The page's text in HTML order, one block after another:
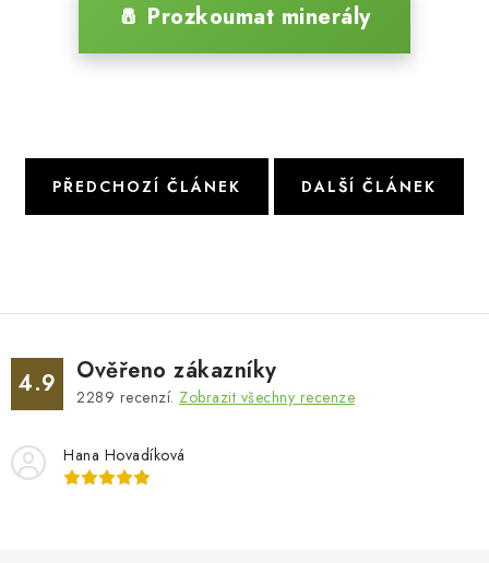
🧂 Prozkoumat minerály
PŘEDCHOZÍ ČLÁNEK DALŠÍ ČLÁNEK
4.9 Ověřeno zákazníky
2289 recenzí. Zobrazit všechny recenze
Hana Hovadíková